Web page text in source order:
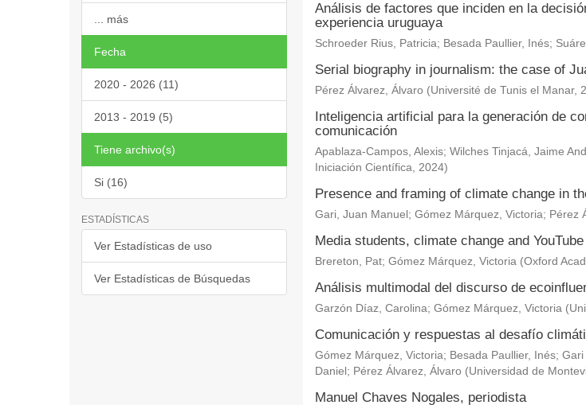
... más
Fecha
2020 - 2026 (11)
2013 - 2019 (5)
Tiene archivo(s)
Si (16)
ESTADÍSTICAS
Ver Estadísticas de uso
Ver Estadísticas de Búsquedas
Análisis de factores que inciden en la
experiencia uruguaya
Schroeder Rius, Patricia; Besada Paullier, Inés;
Serial biography in journalism: the case of
Pérez Álvarez, Álvaro (Université de Tunis el Manar,
Inteligencia artificial para la generación de
comunicación
Apablaza-Campos, Alexis; Wilches Tinjacá, Jaime
Iniciación Científica, 2024)
Presence and framing of climate change in
Gari, Juan Manuel ; Gómez Márquez, Victoria; Pérez
Media students, climate change and
Brereton, Pat; Gómez Márquez, Victoria (Oxford
Análisis multimodal del discurso de
Garzón Díaz, Carolina; Gómez Márquez, Victoria (
Comunicación y respuestas al desafío
Gómez Márquez, Victoria; Besada Paullier, Inés; Gari
Daniel ; Pérez Álvarez, Álvaro (Universidad de
Manuel Chaves Nogales, periodista